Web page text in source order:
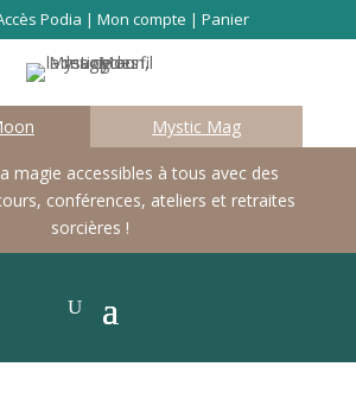
Podia |Mon compte |Panier
Mystic Mag
magie accessibles à tous avec des
conférences, ateliers et retraites
sorcières !